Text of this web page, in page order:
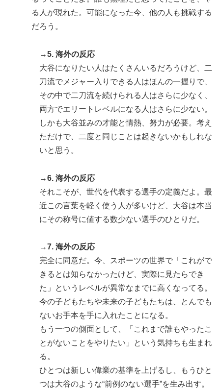
る人が現れた。可能になった今、他の人も挑戦する
だろう。
→5. 海外の反応
大谷になりたい人はたくさんいるだろうけど、二
刀流でメジャー入りできる人はほんの一握りで、
その中で二刀流を続けられる人はさらに少なく、
両方でエリートレベルになる人はさらに少ない。
しかも大谷並みの才能と情熱、努力が必要。考え
ただけで、二度と同じことは起きないかもしれな
いと思う。
→6. 海外の反応
それこそが、世代を代表する選手の定義だよ。最
近この言葉を軽く使う人が多いけど、大谷は本当
にその称号に値する数少ない選手のひとりだ。
→7. 海外の反応
完全に同意だ。今、スポーツの世界で「これがで
きるとは知らなかったけど、実際に見たらでき
た」というレベルが異常なまでに高くなってる。
今の子どもたちや未来の子どもたちは、とんでも
ないお手本を手に入れたことになる。
もう一つの側面として、「これまで誰もやったこ
とがないことをやりたい」という気持ちも生まれ
る。
ひとつは新しい偉業の基準を上げるし、もうひと
つは大谷のような“前例のない選手”を生み出す。